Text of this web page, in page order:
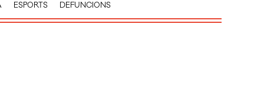
ESPORTS DEFUNCIONS